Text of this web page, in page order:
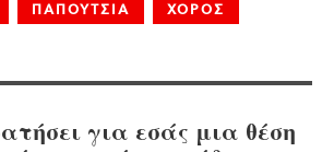
ΠΑΠΟΥΤΣΙΑ ΧΟΡΟΣ
για εσάς μια θέση